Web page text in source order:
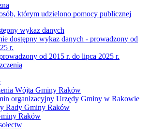
którym udzielono pomocy publicznej
wykaz danych
dostępny wykaz danych - prowadzony od
r.
od 2015 r. do lipca 2025 r.
Wójta Gminy Raków
organizacyjny Urzędy Gminy w Rakowie
Rady Gminy Raków
Raków